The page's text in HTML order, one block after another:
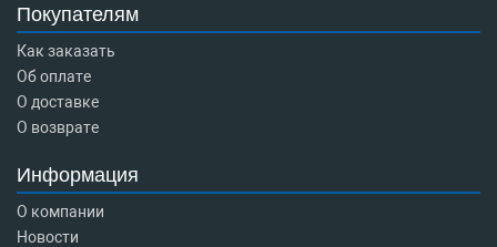
Покупателям
Как заказать
Об оплате
О доставке
О возврате
Информация
О компании
Новости